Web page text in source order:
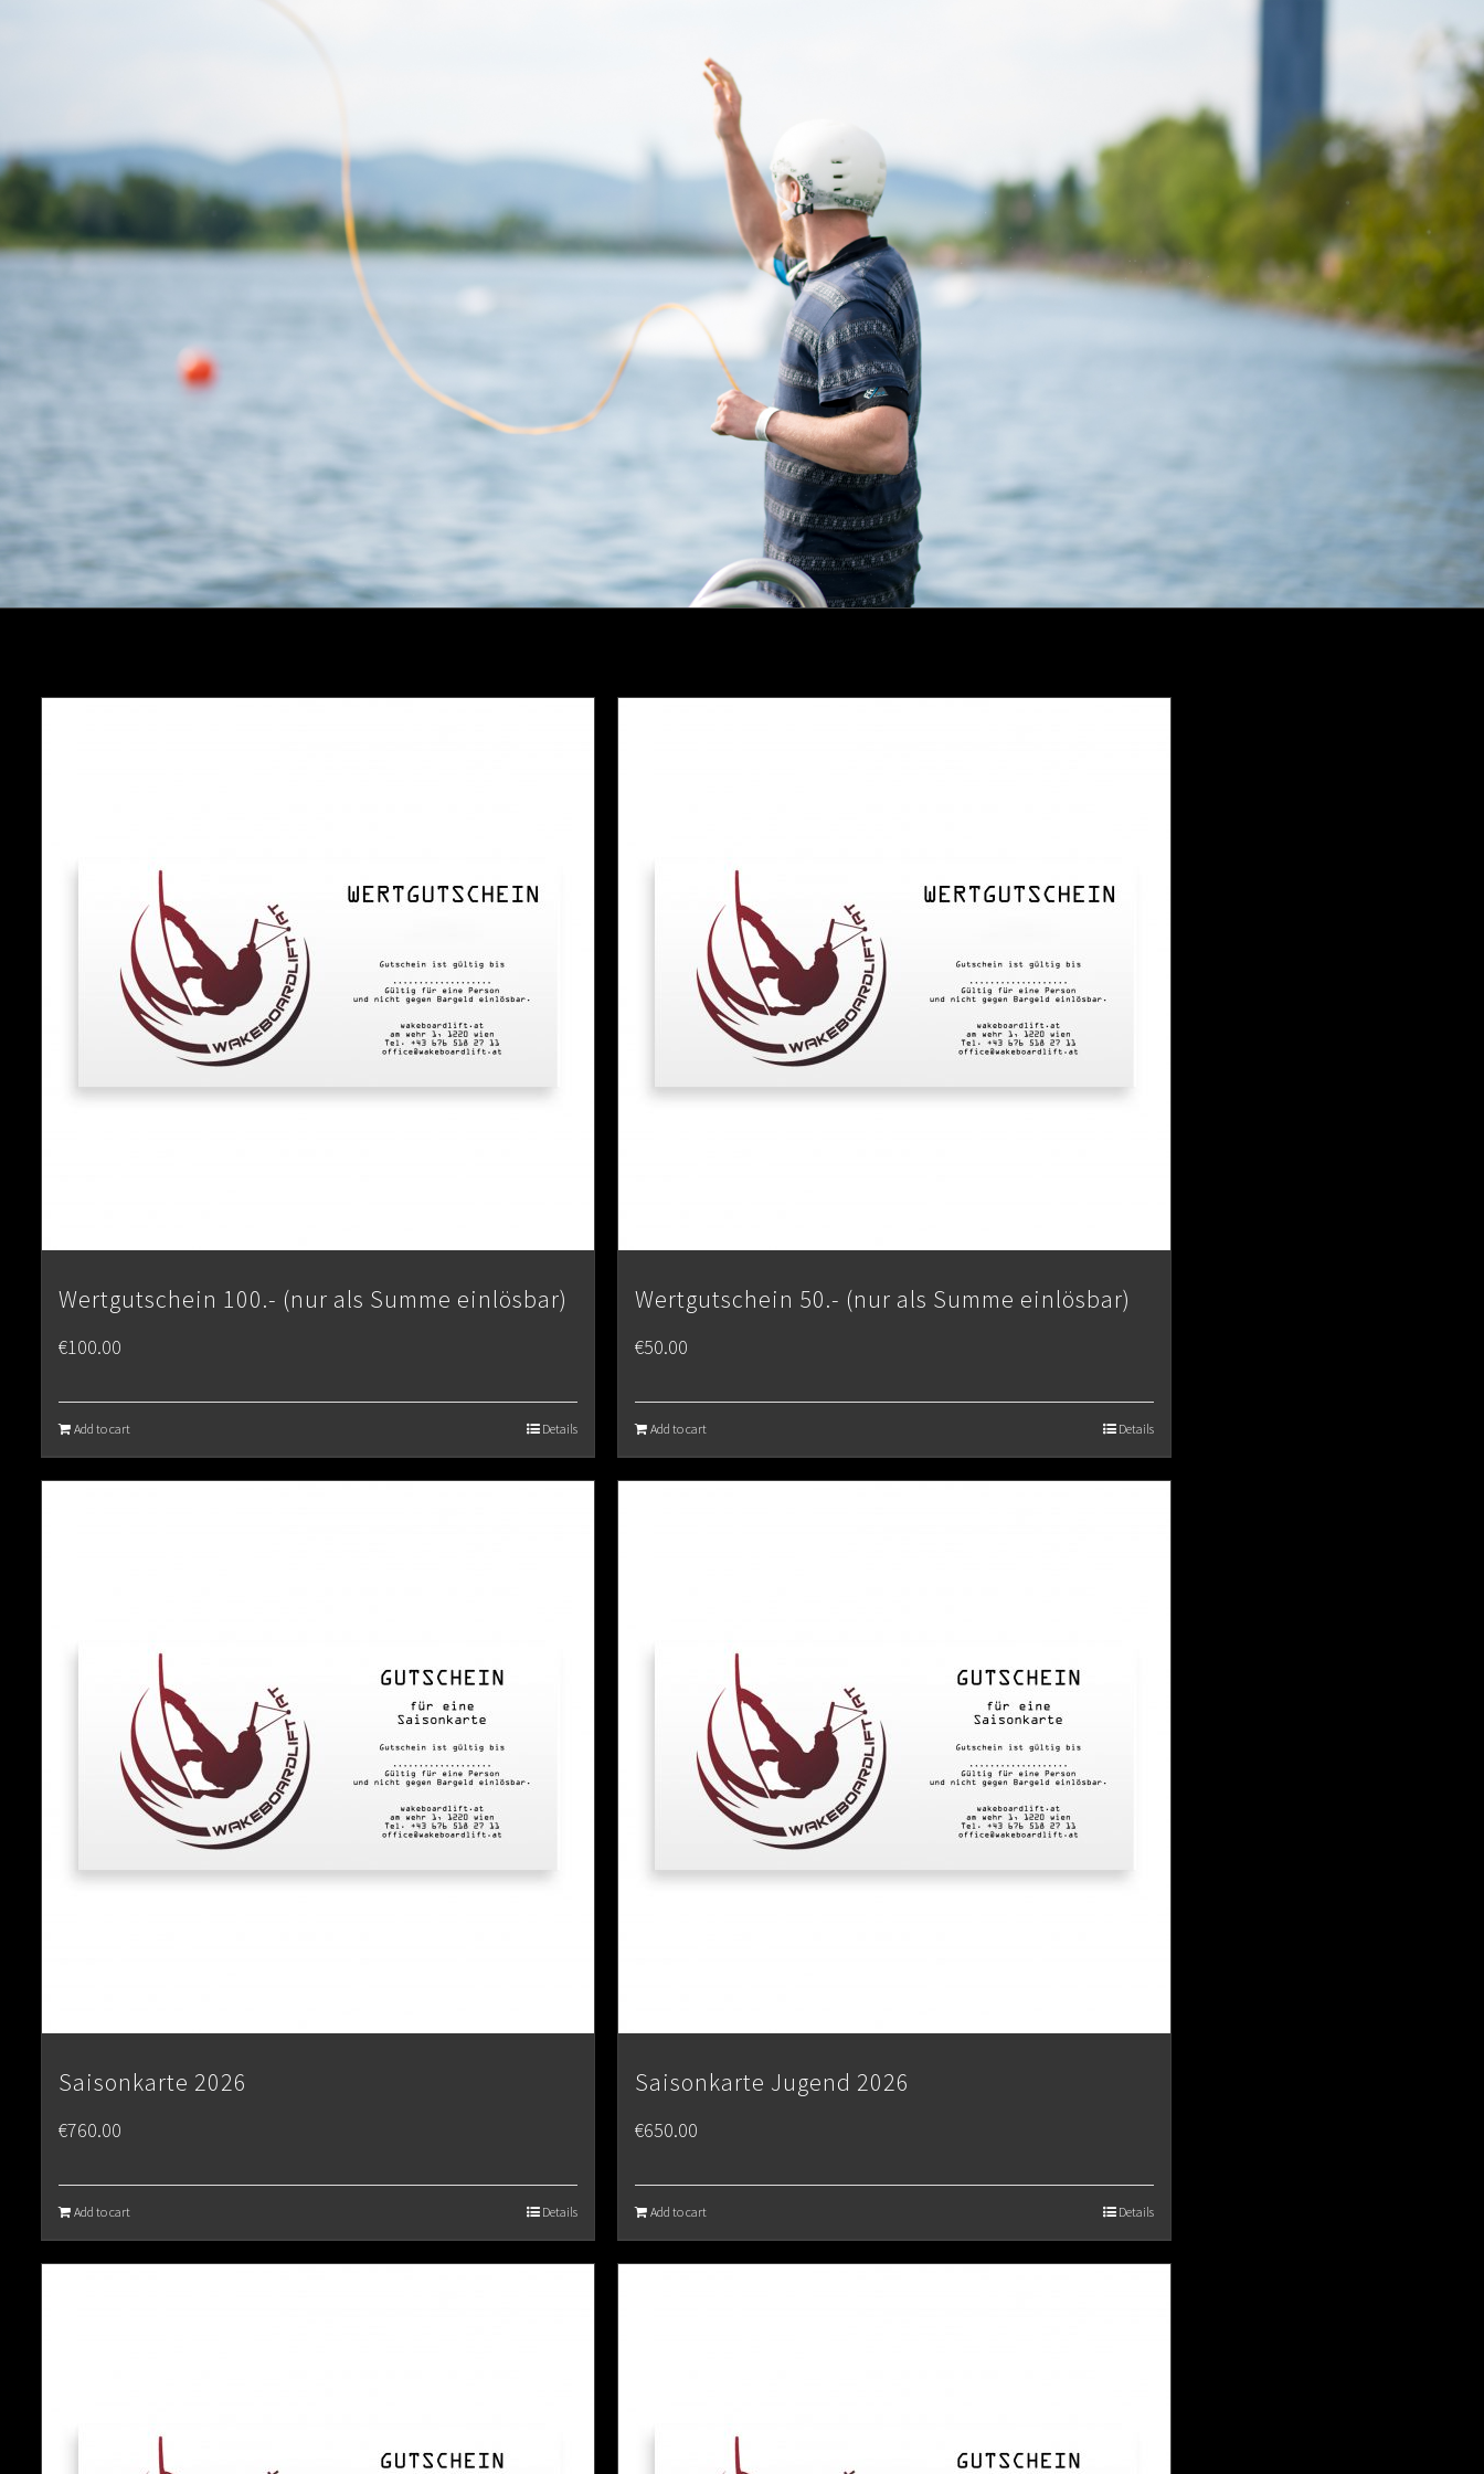
Wertgutschein 100.- (nur als Summe einlösbar)
€100.00
Add to cart Details
Wertgutschein 50.- (nur als Summe einlösbar)
€50.00
Add to cart Details
Saisonkarte 2026
€760.00
Add to cart Details
Saisonkarte Jugend 2026
€650.00
Add to cart Details